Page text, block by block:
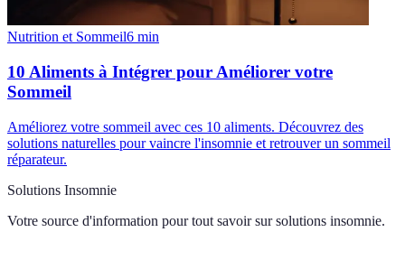
Nutrition et Sommeil6 min
10 Aliments à Intégrer pour Améliorer votre
Sommeil
Améliorez votre sommeil avec ces 10 aliments. Découvrez des
solutions naturelles pour vaincre l'insomnie et retrouver un sommeil
réparateur.
Solutions Insomnie
Votre source d'information pour tout savoir sur solutions insomnie.